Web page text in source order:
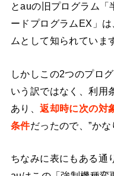
とauの旧プログラム「
ードプログラムEX」
ムとして知られていま
しかしこの2つのプロ
いう訳ではなく、利用
あり、返却時に次の対
条件だったので、”かな
ちなみに表にもある通